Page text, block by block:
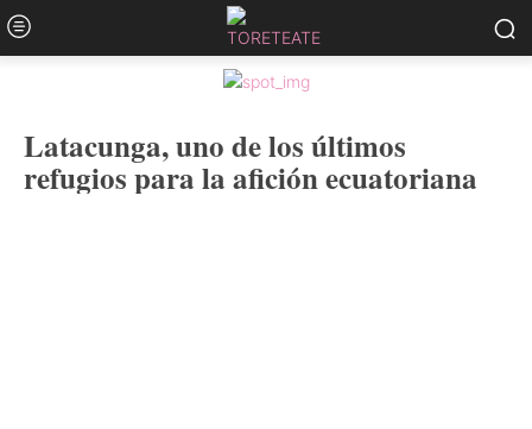
Latacunga, uno de los últimos
refugios para la afición ecuatoriana